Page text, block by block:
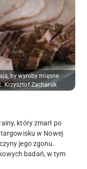
by wyroby mięsne
Krzysztof Zacharuk
który zmarł po
w Nowej
jego zgonu.
badań, w tym